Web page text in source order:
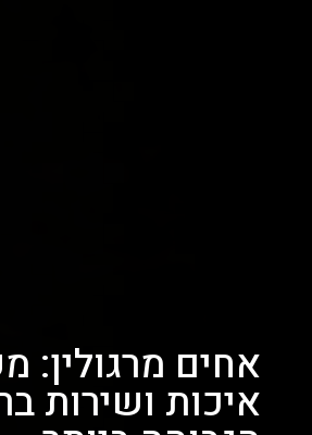
אחים מרגולין:
איכות ושירות